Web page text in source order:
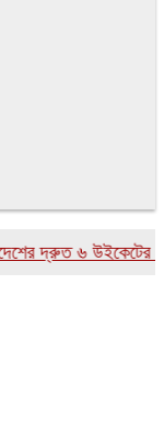
৬ উইকেটের পতন